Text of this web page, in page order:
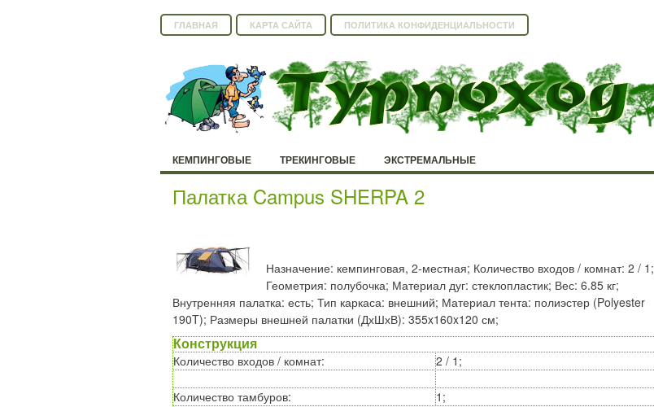
ГЛАВНАЯ КАРТА САЙТА ПОЛИТИКА КОНФИДЕНЦИАЛЬНОСТИ
КЕМПИНГОВЫЕ ТРЕКИНГОВЫЕ ЭКСТРЕМАЛЬНЫЕ
Палатка Campus SHERPA 2
Назначение: кемпинговая, 2-местная; Количество входов / комнат: 2 / 1;
Геометрия: полубочка; Материал дуг: стеклопластик; Вес: 6.85 кг;
Внутренняя палатка: есть; Тип каркаса: внешний; Материал тента: полиэстер (Polyester
190T); Размеры внешней палатки (ДхШхВ): 355x160x120 см;
Конструкция
Количество входов / комнат: 2 / 1;
Количество тамбуров: 1;